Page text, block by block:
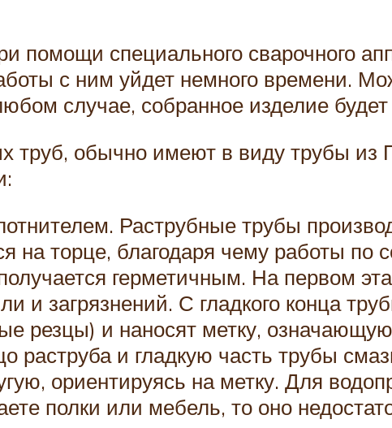
специального сварочного
с ним уйдет немного времени.
случае, собранное изделие
труб, обычно имеют в виду трубы
Раструбные трубы
на торце, благодаря чему работы по
герметичным. На первом
и загрязнений. С гладкого конца
резцы) и наносят метку,
раструба и гладкую часть трубы
ориентируясь на метку. Для
полки или мебель, то оно